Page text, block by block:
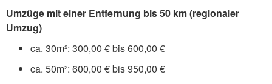
Umzüge mit einer Entfernung bis 50 km (regionaler
Umzug)
ca. 30m²: 300,00 € bis 600,00 €
ca. 50m²: 600,00 € bis 950,00 €